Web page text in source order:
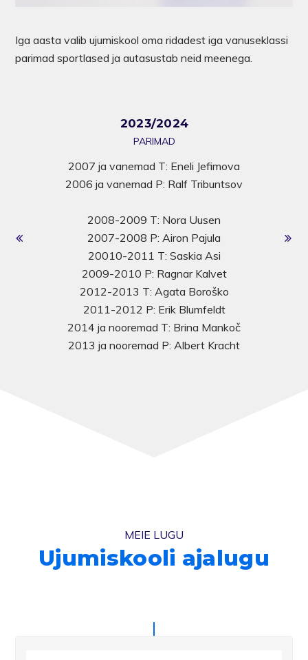
Iga aasta valib ujumiskool oma ridadest iga vanuseklassi
parimad sportlased ja autasustab neid meenega.
2023/2024
PARIMAD
2007 ja vanemad T: Eneli Jefimova
2006 ja vanemad P: Ralf Tribuntsov
2008-2009 T: Nora Uusen
2007-2008 P: Airon Pajula
20010-2011 T: Saskia Asi
2009-2010 P: Ragnar Kalvet
2012-2013 T: Agata Boroško
2011-2012 P: Erik Blumfeldt
2014 ja nooremad T: Brina Mankoč
2013 ja nooremad P: Albert Kracht
MEIE LUGU
Ujumiskooli ajalugu